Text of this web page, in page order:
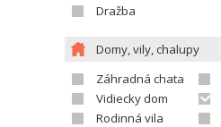
Dražba
Domy, vily, chalupy
Záhradná chata
Vidiecky dom
Rodinná vila